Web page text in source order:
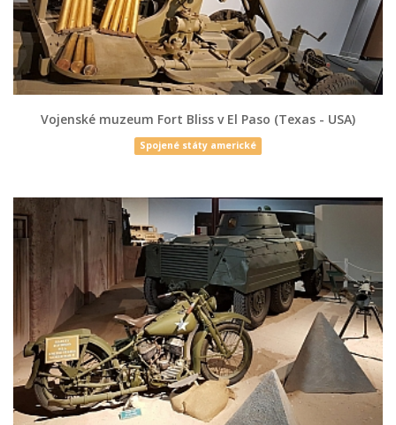
Vojenské muzeum Fort Bliss v El Paso (Texas - USA)
Spojené státy americké